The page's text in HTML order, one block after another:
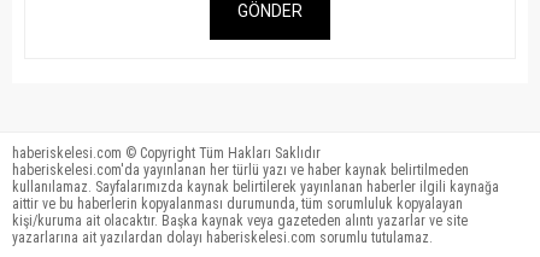
GÖNDER
haberiskelesi.com © Copyright Tüm Hakları Saklıdır
haberiskelesi.com'da yayınlanan her türlü yazı ve haber kaynak belirtilmeden
kullanılamaz. Sayfalarımızda kaynak belirtilerek yayınlanan haberler ilgili kaynağa
aittir ve bu haberlerin kopyalanması durumunda, tüm sorumluluk kopyalayan
kişi/kuruma ait olacaktır. Başka kaynak veya gazeteden alıntı yazarlar ve site
yazarlarına ait yazılardan dolayı haberiskelesi.com sorumlu tutulamaz.